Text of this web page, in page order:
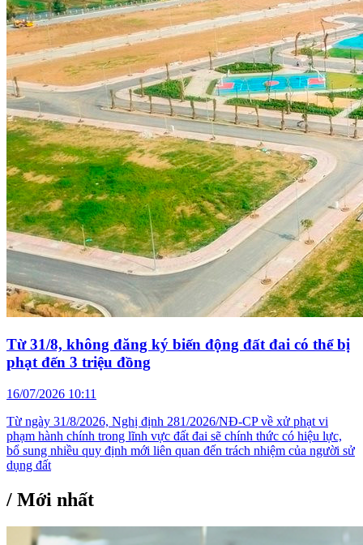
Từ 31/8, không đăng ký biến động đất đai có thể bị
phạt đến 3 triệu đồng
16/07/2026 10:11
Từ ngày 31/8/2026, Nghị định 281/2026/NĐ-CP về xử phạt vi
phạm hành chính trong lĩnh vực đất đai sẽ chính thức có hiệu lực,
bổ sung nhiều quy định mới liên quan đến trách nhiệm của người sử
dụng đất
/ Mới nhất